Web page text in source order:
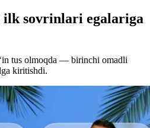
ilk sovrinlari egalariga
tus olmoqda — birinchi omadli
kiritishdi.